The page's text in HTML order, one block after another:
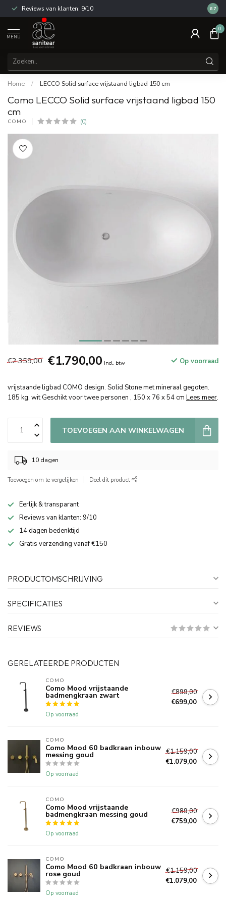
Reviews van klanten: 9/10 14
8.7
MENU
0
Home / LECCO Solid surface vrijstaand ligbad 150 cm
Como LECCO Solid surface vrijstaand ligbad 150
cm
COMO (0)
€2.359,00 €1.790,00 Incl. btw Op voorraad
vrijstaande ligbad COMO design. Solid Stone met mineraal gegoten.
185 kg. wit Geschikt voor twee personen , 150 x 76 x 54 cm Lees meer.
TOEVOEGEN AAN WINKELWAGEN
10 dagen
Toevoegen om te vergelijken Deel dit product
Eerlijk & transparant
Reviews van klanten: 9/10
14 dagen bedenktijd
Gratis verzending vanaf €150
PRODUCTOMSCHRIJVING
SPECIFICATIES
REVIEWS
GERELATEERDE PRODUCTEN
COMO
Como Mood vrijstaande
badmengkraan zwart
Op voorraad
€899,00
€699,00
COMO
Como Mood 60 badkraan inbouw
messing goud
Op voorraad
€1.159,00
€1.079,00
COMO
Como Mood vrijstaande
badmengkraan messing goud
Op voorraad
€989,00
€759,00
COMO
Como Mood 60 badkraan inbouw
rose goud
Op voorraad
€1.159,00
€1.079,00